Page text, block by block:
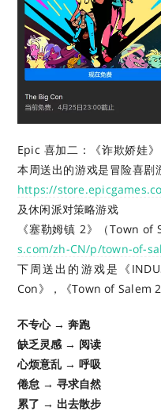
Epic 喜加二：《诈欺娇娃
本周送出的游戏是冒险喜剧
https://
及休闲派对策略游戏
《塞勒姆镇 2》（Town of
s.com/zh-CN/p/town-of-
下周送出的游戏是《
Con》，《Town of Salem 2
不专心 → 奔跑
缺乏灵感 → 阅读
心烦意乱 → 呼吸
倦怠 → 寻求自然
累了 → 出去散步